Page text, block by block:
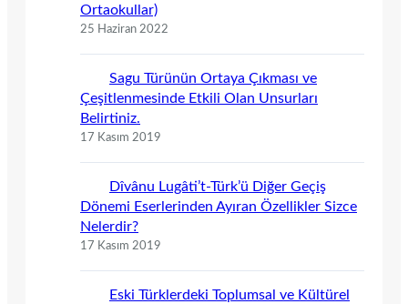
Ortaokullar)
25 Haziran 2022
Sagu Türünün Ortaya Çıkması ve
Çeşitlenmesinde Etkili Olan Unsurları
Belirtiniz.
17 Kasım 2019
Dîvânu Lugâti’t-Türk’ü Diğer Geçiş
Dönemi Eserlerinden Ayıran Özellikler Sizce
Nelerdir?
17 Kasım 2019
Eski Türklerdeki Toplumsal ve Kültürel